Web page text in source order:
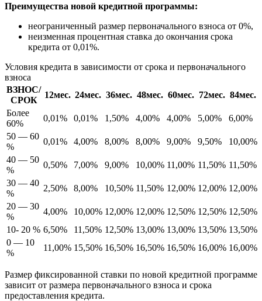
Преимущества новой кредитной программы:
неограниченный размер первоначального взноса от 0%,
неизменная процентная ставка до окончания срока
кредита от 0,01%.
Условия кредита в зависимости от срока и первоначального
взноса
ВЗНОС/
СРОК
12мес. 24мес. 36мес. 48мес. 60мес. 72мес. 84мес.
Более
60%
0,01% 0,01% 1,50% 4,00% 4,00% 5,00%
6,00%
50 — 60
%
0,01% 4,00% 8,00% 8,00% 9,00% 9,50%
10,00%
40 — 50
%
0,50% 7,00% 9,00% 10,00% 11,00% 11,50% 11,50%
30 — 40
%
2,50% 8,00% 10,50% 11,50% 12,00% 12,00% 12,00%
20 — 30
%
4,00% 10,00% 12,00% 12,00% 12,50% 12,50% 12,50%
10- 20 % 6,50% 11,50% 12,50% 13,00% 13,00% 13,50% 13,50%
0 — 10
%
11,00% 15,50% 16,50% 16,50% 16,50% 16,00% 16,00%
Размер фиксированной ставки по новой кредитной программе
зависит от размера первоначального взноса и срока
предоставления кредита.